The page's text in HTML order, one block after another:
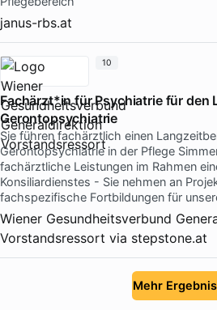
janus-rbs.at
Fachärzt*in für Psychiatrie für den
Gerontopsychiatrie
Sie führen fachärztlich einen
Gerontopsychiatrie in der Pflege
fachärztliche Leistungen im Rahmen
Konsiliardienstes - Sie nehmen an
fachspezifische Fortbildungen für
Wiener Gesundheitsverbund
Vorstandsressort via stepstone.at
10
Mehr